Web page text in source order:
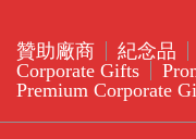
贊助廠商 紀念品
Corporate Gifts
Premium Corporate